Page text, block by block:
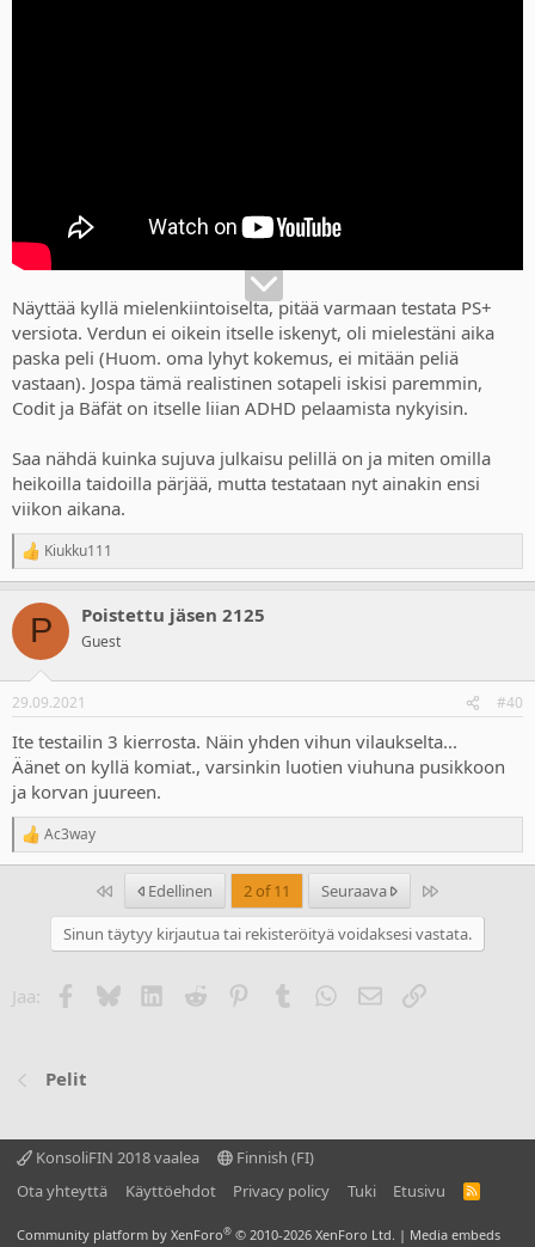
Näyttää kyllä mielenkiintoiselta, pitää varmaan testata PS+
versiota. Verdun ei oikein itselle iskenyt, oli mielestäni aika
paska peli (Huom. oma lyhyt kokemus, ei mitään peliä
vastaan). Jospa tämä realistinen sotapeli iskisi paremmin,
Codit ja Bäfät on itselle liian ADHD pelaamista nykyisin.
Saa nähdä kuinka sujuva julkaisu pelillä on ja miten omilla
heikoilla taidoilla pärjää, mutta testataan nyt ainakin ensi
viikon aikana.
R
e
c
i
s
Kiukku111
P Poistettu jäsen 2125
Guest
29.09.2021 #40
Ite testailin 3 kierrosta. Näin yhden vihun vilaukselta...
Äänet on kyllä komiat., varsinkin luotien viuhuna pusikkoon
ja korvan juureen.
R
e
s
Ac3way
Ensimmäinen
Edellinen 2 of 11 Seuraava Last
Sinun täytyy kirjautua tai rekisteröityä voidaksesi vastata.
Jaa: Facebook
BlueskyLinkedIn
Reddit PinterestTumblr WhatsApp
Sähköposti
Linkki
Pelit
KonsoliFIN 2018 vaalea
Finnish (FI)
Ota yhteyttä
Käyttöehdot Privacy policy Tuki Etusivu
R
Community platform by XenForo® © 2010-2026 XenForo Ltd. | Media embeds